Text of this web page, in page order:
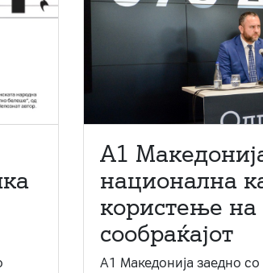
A1
национална
користење на
сообраќајот
A1 Македонија заедно